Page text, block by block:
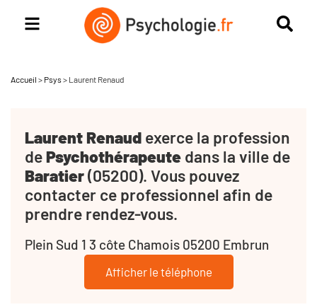
Accueil > Psys > Laurent Renaud
Laurent Renaud exerce la profession
dePsychothérapeute dans la ville de
Baratier(05200). Vous pouvez
contacter ce professionnel afin de
prendre rendez-vous.
Plein Sud 1 3 côte Chamois 05200 Embrun
Afficher le téléphone